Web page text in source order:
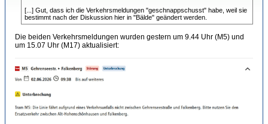
[...] Gut, dass ich die Verkehrsmeldungen "geschnappschusst" habe, weil sie
bestimmt nach der Diskussion hier in "Bälde" geändert werden.
Die beiden Verkehrsmeldungen wurden gestern um 9.44 Uhr (M5) und
um 15.07 Uhr (M17) aktualisiert: